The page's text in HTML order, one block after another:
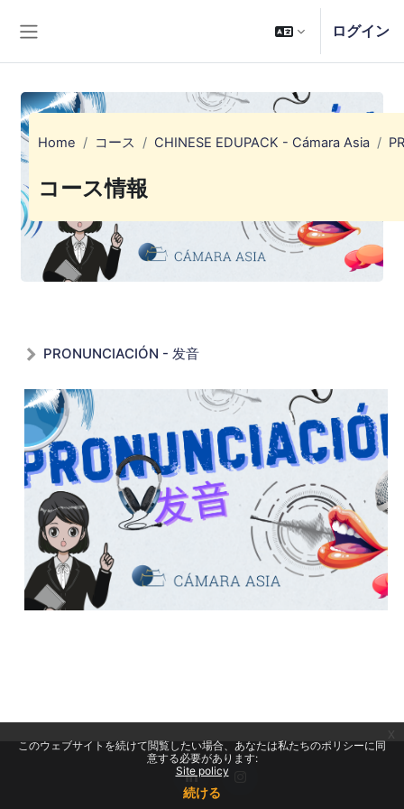
ログイン
Home コース CHINESE EDUPACK - Cámara Asia
コース情報
PRONUNCIACIÓN - 发音
このウェブサイトを続けて閲覧したい場合、あなたは私たちのポリシーに同
意する必要があります:
Site policy
続ける